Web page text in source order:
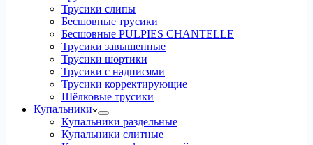
Трусики слипы
Бесшовные трусики
Бесшовные PULPIES CHANTELLE
Трусики завышенные
Трусики шортики
Трусики с надписями
Трусики корректирующие
Шёлковые трусики
Купальники
Купальники раздельные
Купальники слитные